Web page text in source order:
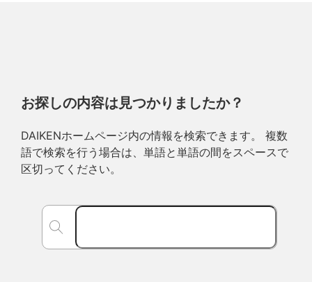
お探しの内容は見つかりましたか？
DAIKENホームページ内の情報を検索できます。 複数
語で検索を行う場合は、単語と単語の間をスペースで
区切ってください。